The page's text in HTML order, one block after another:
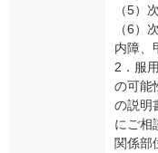
（5）
（6）
内障、
2．服
の可能
の説明
にご相
関係部